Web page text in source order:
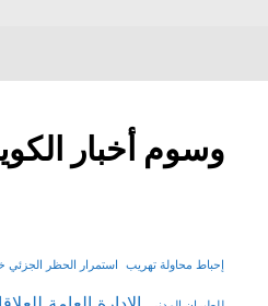
وسوم أخبار
إحباط محاولة تهريب استمرار الحظر